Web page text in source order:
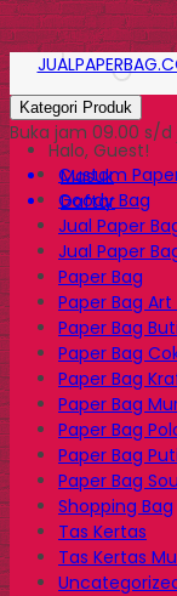
Halo, Guest!
Masuk
Daftar
Kategori Produk
Buka jam 09.00 s/
Custom
Goody Bag
Jual Paper
Jual Paper
Paper Bag
Paper Bag
Paper Bag
Paper Bag
Paper Bag
Paper Bag
Paper Bag
Paper Bag
Paper Bag
Shopping Bag
Tas Kertas
Tas Kertas